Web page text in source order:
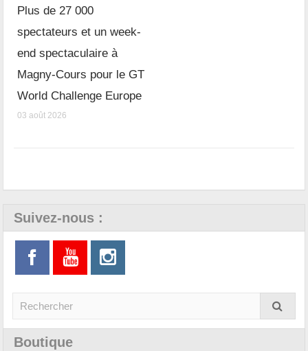
Plus de 27 000
spectateurs et un week-
end spectaculaire à
Magny-Cours pour le GT
World Challenge Europe
03 août 2026
Suivez-nous :
Boutique